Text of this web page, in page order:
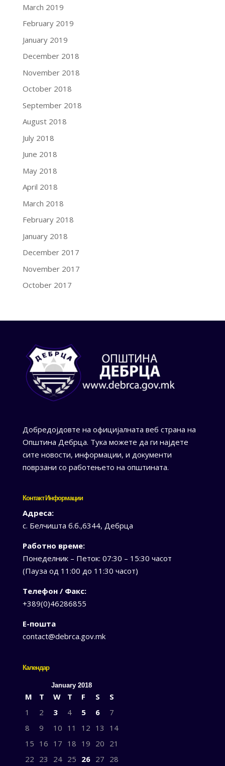
March 2019
February 2019
January 2019
December 2018
November 2018
October 2018
September 2018
August 2018
July 2018
June 2018
May 2018
April 2018
March 2018
February 2018
January 2018
December 2017
November 2017
October 2017
Добредојдовте на официјалната веб страна на
Општина Дебрца. Тука можете да ги најдете
сите новости, информации, и документи
поврзани со работењето на општината.
Контакт Информации
Адреса:
с. Белчишта б.б.,6344, Дебрца
Работно време:
Понеделник – Петок: 07:30 – 15:30 часот
(Пауза од 11:00 до 11:30 часот)
Телефон / Факс:
+389(0)46286855
Е-пошта
contact@debrca.gov.mk
Календар
January 2018
M T W T F S
S
1
2 3 4 5 6
7
8
9 10 11 12 13
14
15 16 17 18 19 20 21
22 23 24 25 26 27 28